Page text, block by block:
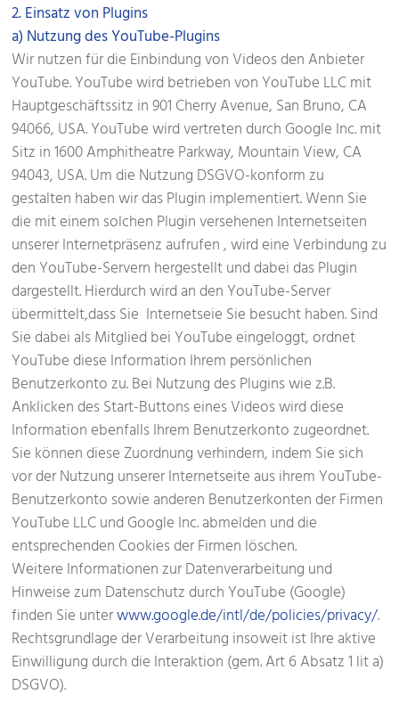
2. Einsatz von Plugins
a) Nutzung des YouTube-Plugins
Wir nutzen für die Einbindung von Videos den Anbieter
YouTube. YouTube wird betrieben von YouTube LLC mit
Hauptgeschäftssitz in 901 Cherry Avenue, San Bruno, CA
94066, USA. YouTube wird vertreten durch Google Inc. mit
Sitz in 1600 Amphitheatre Parkway, Mountain View, CA
94043, USA. Um die Nutzung DSGVO-konform zu
gestalten haben wir das Plugin implementiert. Wenn Sie
die mit einem solchen Plugin versehenen Internetseiten
unserer Internetpräsenz aufrufen , wird eine Verbindung zu
den YouTube-Servern hergestellt und dabei das Plugin
dargestellt. Hierdurch wird an den YouTube-Server
übermittelt,dass Sie Internetseie Sie besucht haben. Sind
Sie dabei als Mitglied bei YouTube eingeloggt, ordnet
YouTube diese Information Ihrem persönlichen
Benutzerkonto zu. Bei Nutzung des Plugins wie z.B.
Anklicken des Start-Buttons eines Videos wird diese
Information ebenfalls Ihrem Benutzerkonto zugeordnet.
Sie können diese Zuordnung verhindern, indem Sie sich
vor der Nutzung unserer Internetseite aus ihrem YouTube-
Benutzerkonto sowie anderen Benutzerkonten der Firmen
YouTube LLC und Google Inc. abmelden und die
entsprechenden Cookies der Firmen löschen.
Weitere Informationen zur Datenverarbeitung und
Hinweise zum Datenschutz durch YouTube (Google)
finden Sie unterwww.google.de/intl/de/policies/privacy/.
Rechtsgrundlage der Verarbeitung insoweit ist Ihre aktive
Einwilligung durch die Interaktion (gem. Art 6 Absatz 1 lit a)
DSGVO).